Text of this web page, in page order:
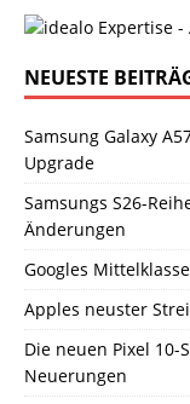
NEUESTE
Samsung Galaxy
Upgrade
Samsungs S26-
Änderungen
Googles
Apples neuster
Die neuen Pixel
Neuerungen